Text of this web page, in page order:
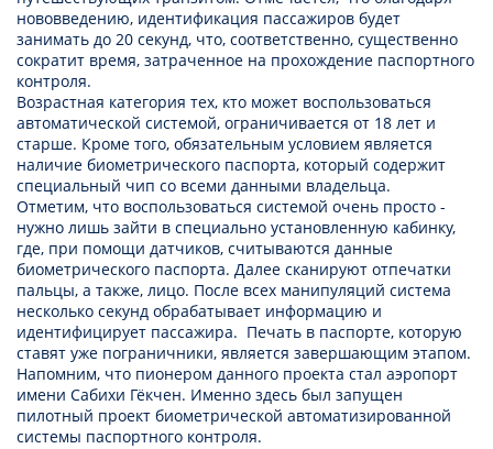
нововведению, идентификация пассажиров будет
занимать до 20 секунд, что, соответственно, существенно
сократит время, затраченное на прохождение паспортного
контроля.
Возрастная категория тех, кто может воспользоваться
автоматической системой, ограничивается от 18 лет и
старше. Кроме того, обязательным условием является
наличие биометрического паспорта, который содержит
специальный чип со всеми данными владельца.
Отметим, что воспользоваться системой очень просто -
нужно лишь зайти в специально установленную кабинку,
где, при помощи датчиков, считываются данные
биометрического паспорта. Далее сканируют отпечатки
пальцы, а также, лицо. После всех манипуляций система
несколько секунд обрабатывает информацию и
идентифицирует пассажира. Печать в паспорте, которую
ставят уже пограничники, является завершающим этапом.
Напомним, что пионером данного проекта стал аэропорт
имени Сабихи Гёкчен. Именно здесь был запущен
пилотный проект биометрической автоматизированной
системы паспортного контроля.